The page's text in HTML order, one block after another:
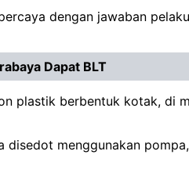
dengan jawaban
Dapat BLT
plastik berbentuk kotak, di
menggunakan